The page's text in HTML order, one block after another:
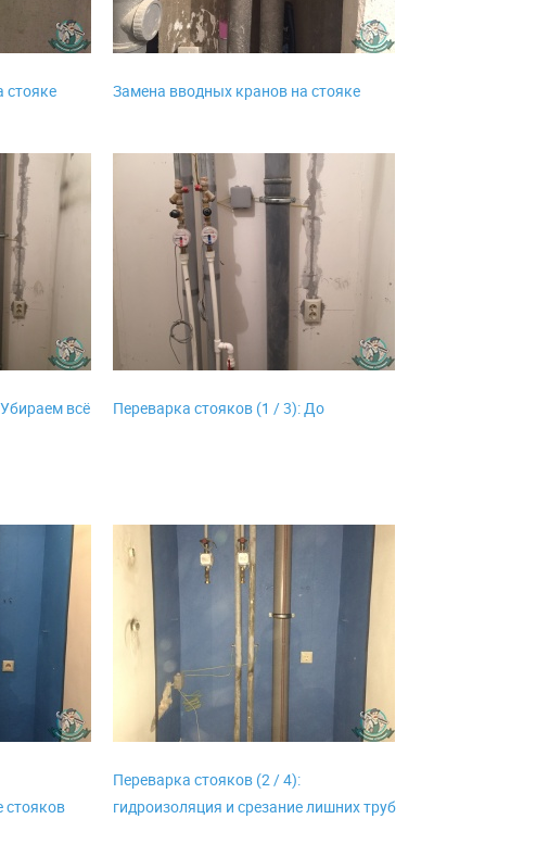
стояке Замена вводных кранов на стояке
всё
Переварка стояков (1 / 3): До
стояков
Переварка стояков (2 / 4):
гидроизоляция и срезание лишних труб